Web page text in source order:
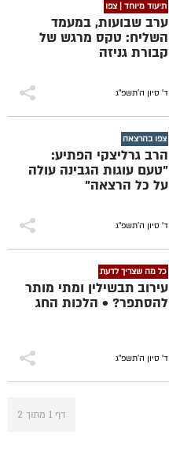
תיעוד מיוחד | צפו
ערב שבועות, במעמד
השליח: טקס מרגש של
קבורת גניזה
ד' סיון ה׳תשפ״ג
צפו בהרצאה
הרב גרליצקי הפתיע:
"טעם עוגות הגבינה עולה
על כל הרצאה"
ד' סיון ה׳תשפ״ג
כל מה שצריך לדעת
עירוב תבשילין ומתי מותר
להסתפר? • הלכות החג
ד' סיון ה׳תשפ״ג
דף 1 מתוך 2